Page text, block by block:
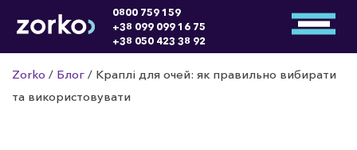
0800 759 159
+38 099 099 16 75
+38 050 423 38 92
Zorko / Блог / Краплі для очей: як правильно вибирати
та використовувати